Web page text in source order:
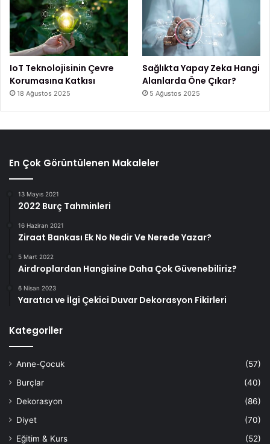
IoT Teknolojisinin Çevre
Korumasına Katkısı
18 Ağustos 2025
Sağlıkta Yapay Zeka Hangi
Alanlarda Öne Çıkar?
5 Ağustos 2025
En Çok Görüntülenen Makaleler
13 Mayıs 2021
2022 Burç Tahminleri
16 Haziran 2021
Ziraat Bankası Ek No Nedir Ve Nerede Yazar?
5 Mart 2022
Airdroplardan Hangisine Daha Çok Güvenebiliriz?
6 Nisan 2023
Yaratıcı ve İlgi Çekici Duvar Dekorasyon Fikirleri
Kategoriler
Anne-Çocuk
(57)
Burçlar
(40)
Dekorasyon
(86)
Diyet
(70)
Eğitim & Kurs
(52)